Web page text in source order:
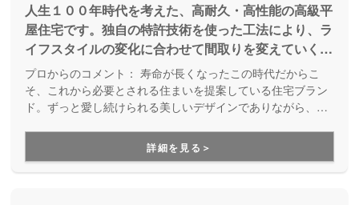
人生１００年時代を考えた、高耐久・高性能の高級平
屋住宅です。独自の特許技術を使った工法により、ラ
イフスタイルの変化に合わせて間取りを変えていくこ
とができます。『一ノ邸』を継承したモデル『二ノ
邸』は、一部を２階建てにする平屋プラスの家。将来
を見据えて 1 階で生活することを基本設計としなが
間を一部 2 階に「プラス」します。
プロからのコメント： 寿命が長くなったこの時代だからこ
そ、これから必要とされる住まいを提案している住宅ブラン
ド。ずっと愛し続けられる美しいデザインでありながら、高
時代とともに変化するライフスタイルやライフステージに合
わせて何度でも間取りを変える事ができる家づくりです。
詳細を見る＞